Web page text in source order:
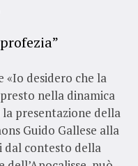
desidero che la
nella dinamica
la presentazione della
Guido Gallese alla
dal contesto della